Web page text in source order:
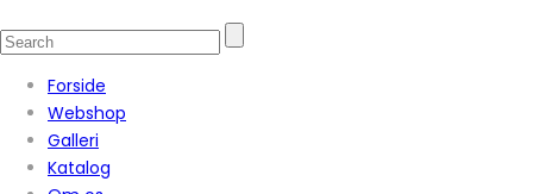
Forside
Webshop
Galleri
Katalog